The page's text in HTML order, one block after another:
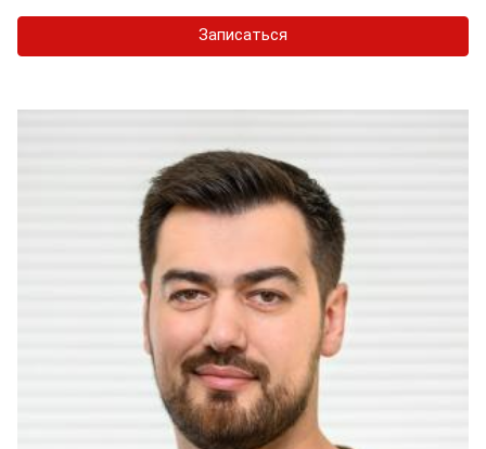
Записаться